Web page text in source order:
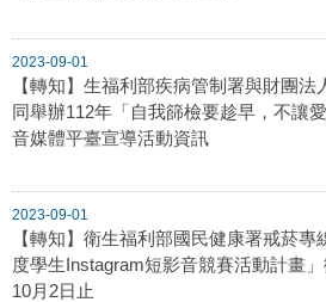
2023-09-01
【轉知】生福利部疾病管制署與財團
同舉辦112年「自我篩檢要趁早，不讓
音媒體平臺宣導活動資訊
2023-09-01
【轉知】衛生福利部國民健康署戒菸
度學生Instagram短影音競賽活動計畫
10月2日止